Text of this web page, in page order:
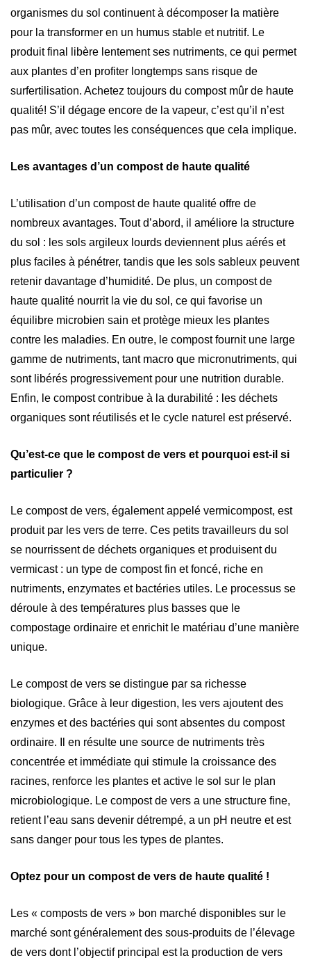
organismes du sol continuent à décomposer la matière
pour la transformer en un humus stable et nutritif. Le
produit final libère lentement ses nutriments, ce qui permet
aux plantes d’en profiter longtemps sans risque de
surfertilisation. Achetez toujours du compost mûr de haute
qualité! S’il dégage encore de la vapeur, c’est qu’il n’est
pas mûr, avec toutes les conséquences que cela implique.
Les avantages d’un compost de haute qualité
L’utilisation d’un compost de haute qualité offre de
nombreux avantages. Tout d’abord, il améliore la structure
du sol : les sols argileux lourds deviennent plus aérés et
plus faciles à pénétrer, tandis que les sols sableux peuvent
retenir davantage d’humidité. De plus, un compost de
haute qualité nourrit la vie du sol, ce qui favorise un
équilibre microbien sain et protège mieux les plantes
contre les maladies. En outre, le compost fournit une large
gamme de nutriments, tant macro que micronutriments, qui
sont libérés progressivement pour une nutrition durable.
Enfin, le compost contribue à la durabilité : les déchets
organiques sont réutilisés et le cycle naturel est préservé.
Qu’est-ce que le compost de vers et pourquoi est-il si
particulier ?
Le compost de vers, également appelé vermicompost, est
produit par les vers de terre. Ces petits travailleurs du sol
se nourrissent de déchets organiques et produisent du
vermicast : un type de compost fin et foncé, riche en
nutriments, enzymates et bactéries utiles. Le processus se
déroule à des températures plus basses que le
compostage ordinaire et enrichit le matériau d’une manière
unique.
Le compost de vers se distingue par sa richesse
biologique. Grâce à leur digestion, les vers ajoutent des
enzymes et des bactéries qui sont absentes du compost
ordinaire. Il en résulte une source de nutriments très
concentrée et immédiate qui stimule la croissance des
racines, renforce les plantes et active le sol sur le plan
microbiologique. Le compost de vers a une structure fine,
retient l’eau sans devenir détrempé, a un pH neutre et est
sans danger pour tous les types de plantes.
Optez pour un compost de vers de haute qualité !
Les « composts de vers » bon marché disponibles sur le
marché sont généralement des sous-produits de l’élevage
de vers dont l’objectif principal est la production de vers